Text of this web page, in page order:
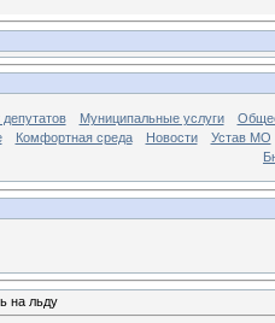
Муниципальные услуги
Комфортная среда Новости
Устав МО
на льду